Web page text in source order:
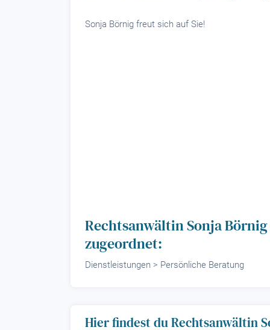
Sonja Börnig freut sich auf Sie!
Rechtsanwältin Sonja
zugeordnet:
Dienstleistungen > Persönliche Beratung
Hier findest du Rechtsanwältin